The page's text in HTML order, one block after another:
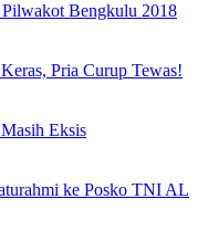
Bengkulu 2018
Pria Curup Tewas!
Eksis
ke Posko TNI AL